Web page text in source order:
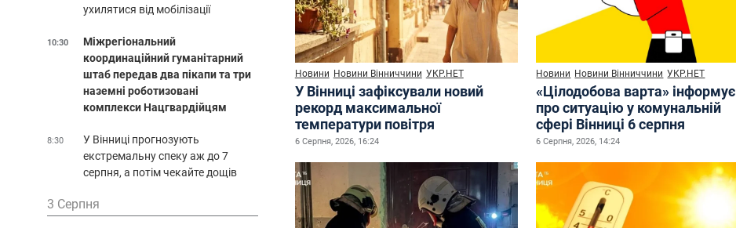
Новини Новини Вінниччини УКР.НЕТ
У Вінниці зафіксували новий
рекорд максимальної
температури повітря
6 Серпня, 2026, 16:24
Новини Новини Вінниччини УКР.НЕТ
«Цілодобова варта» інформує
про ситуацію у комунальній
сфері Вінниці 6 серпня
6 Серпня, 2026, 14:24
ухилятися від мобілізації
10:30
Міжрегіональний
координаційний гуманітарний
штаб передав два пікапи та три
наземні роботизовані
комплекси Нацгвардійцям
8:30
У Вінниці прогнозують
екстремальну спеку аж до 7
серпня, а потім чекайте дощів
3 Серпня